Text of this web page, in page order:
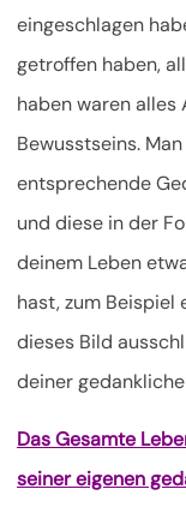
eingeschlagen
getroffen haben,
haben waren alles
Bewusstseins.
entsprechende
und diese in der
deinem Leben
hast, zum
dieses Bild
deiner
Das Gesamte
seiner eigenen